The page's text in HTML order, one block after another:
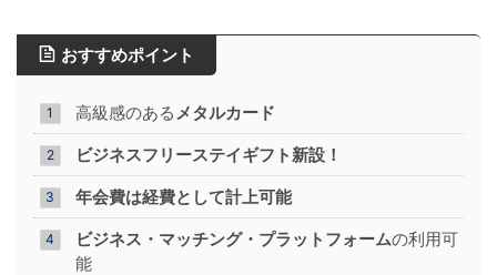
おすすめポイント
高級感のある メタルカード
ビジネスフリーステイギフト新設！
年会費は経費として計上可能
ビジネス・マッチング・プラットフォームの利用可
能